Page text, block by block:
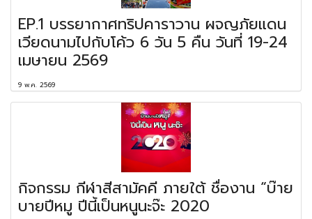
EP.1 บรรยากาศทริปคาราวาน ผจญภัยแดน
เวียดนามไปกับโค้ว 6 วัน 5 คืน วันที่ 19-24
เมษายน 2569
9 พ.ค. 2569
กิจกรรม กีฬาสีสามัคคี ภายใต้ ชื่องาน “บ๊าย
บายปีหมู ปีนี้เป็นหนูนะจ๊ะ 2020